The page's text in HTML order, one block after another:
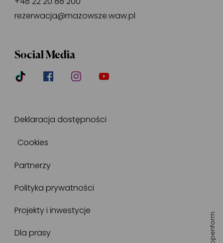
rezerwacja@mazowsze.waw.pl
Social Media
Deklaracja dostępności
Cookies
Partnerzy
Polityka prywatności
Projekty i inwestycje
Dla prasy
openform